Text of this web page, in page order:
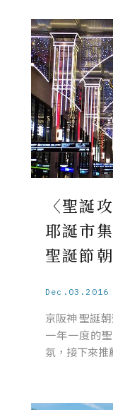
〈聖誕
耶誕市
聖誕節
Dec.03.2016
京阪神 聖誕
一年一度的
氛，接下來